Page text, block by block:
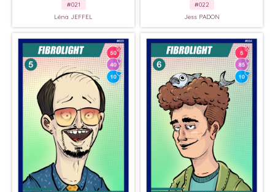
#021
Léna JEFFEL
#022
Jess PADON